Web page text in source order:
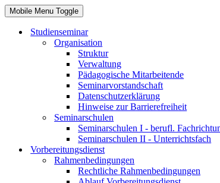
Mobile Menu Toggle
Studienseminar
Organisation
Struktur
Verwaltung
Pädagogische Mitarbeitende
Seminarvorstandschaft
Datenschutzerklärung
Hinweise zur Barrierefreiheit
Seminarschulen
Seminarschulen I - berufl.
Seminarschulen II - Unterrichtsfach
Vorbereitungsdienst
Rahmenbedingungen
Rechtliche Rahmenbedingungen